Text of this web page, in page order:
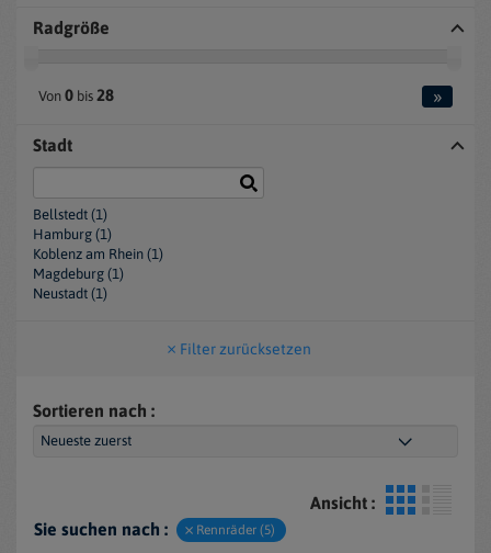
Radgröße
Von 0 bis 28 »
Stadt
Bellstedt (1)
Hamburg (1)
Koblenz am Rhein (1)
Magdeburg (1)
Neustadt (1)
Filter zurücksetzen
Sortieren nach :
Ansicht :
Sie suchen nach :
Rennräder (5)